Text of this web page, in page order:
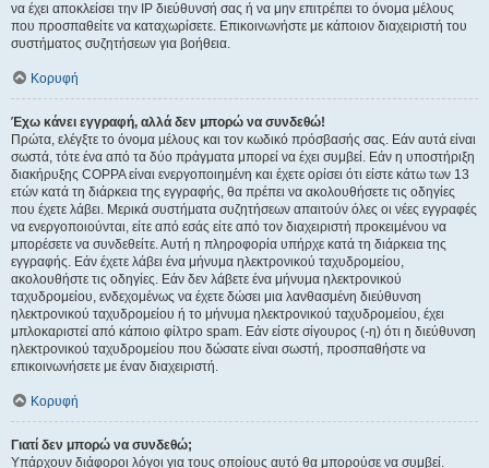
να έχει αποκλείσει την IP διεύθυνσή σας ή να μην επιτρέπει το όνομα μέλους
που προσπαθείτε να καταχωρίσετε. Επικοινωνήστε με κάποιον διαχειριστή του
συστήματος συζητήσεων για βοήθεια.
Κορυφή
Έχω κάνει εγγραφή, αλλά δεν μπορώ να συνδεθώ!
Πρώτα, ελέγξτε το όνομα μέλους και τον κωδικό πρόσβασής σας. Εάν αυτά είναι
σωστά, τότε ένα από τα δύο πράγματα μπορεί να έχει συμβεί. Εάν η υποστήριξη
διακήρυξης COPPA είναι ενεργοποιημένη και έχετε ορίσει ότι είστε κάτω των 13
ετών κατά τη διάρκεια της εγγραφής, θα πρέπει να ακολουθήσετε τις οδηγίες
που έχετε λάβει. Μερικά συστήματα συζητήσεων απαιτούν όλες οι νέες εγγραφές
να ενεργοποιούνται, είτε από εσάς είτε από τον διαχειριστή προκειμένου να
μπορέσετε να συνδεθείτε. Αυτή η πληροφορία υπήρχε κατά τη διάρκεια της
εγγραφής. Εάν έχετε λάβει ένα μήνυμα ηλεκτρονικού ταχυδρομείου,
ακολουθήστε τις οδηγίες. Εάν δεν λάβετε ένα μήνυμα ηλεκτρονικού
ταχυδρομείου, ενδεχομένως να έχετε δώσει μια λανθασμένη διεύθυνση
ηλεκτρονικού ταχυδρομείου ή το μήνυμα ηλεκτρονικού ταχυδρομείου, έχει
μπλοκαριστεί από κάποιο φίλτρο spam. Εάν είστε σίγουρος (-η) ότι η διεύθυνση
ηλεκτρονικού ταχυδρομείου που δώσατε είναι σωστή, προσπαθήστε να
επικοινωνήσετε με έναν διαχειριστή.
Κορυφή
Γιατί δεν μπορώ να συνδεθώ;
Υπάρχουν διάφοροι λόγοι για τους οποίους αυτό θα μπορούσε να συμβεί.